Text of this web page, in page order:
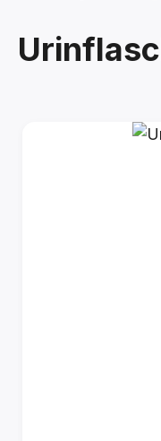
Bildergalerie